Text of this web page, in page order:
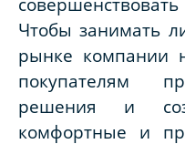
Чтобы занимать
рынке компании
покупателям
решения и
комфортные и